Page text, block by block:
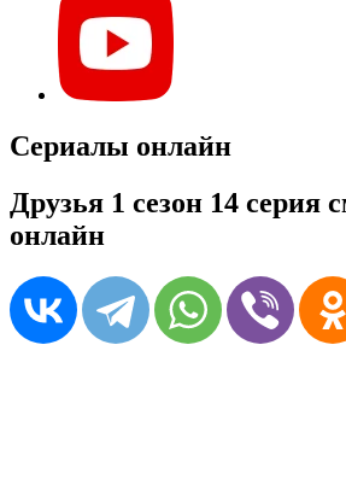
Сериалы онлайн
Друзья 1 сезон 14 серия
онлайн